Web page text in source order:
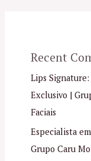
Recent
Lips
Exclusivo |
Faciais
Especialista
Grupo Caru